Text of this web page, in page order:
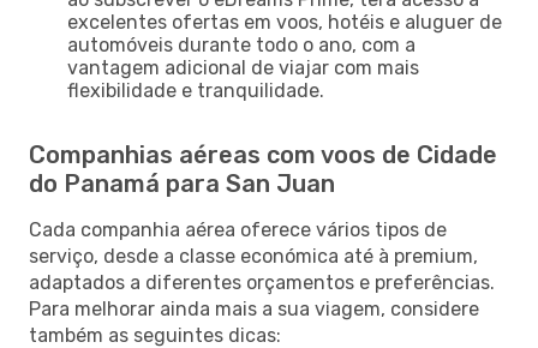
excelentes ofertas em voos, hotéis e aluguer de
automóveis durante todo o ano, com a
vantagem adicional de viajar com mais
flexibilidade e tranquilidade.
Companhias aéreas com voos de Cidade
do Panamá para San Juan
Cada companhia aérea oferece vários tipos de
serviço, desde a classe económica até à premium,
adaptados a diferentes orçamentos e preferências.
Para melhorar ainda mais a sua viagem, considere
também as seguintes dicas: